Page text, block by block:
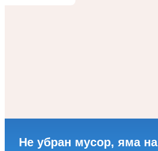
Не убран мусор, яма на